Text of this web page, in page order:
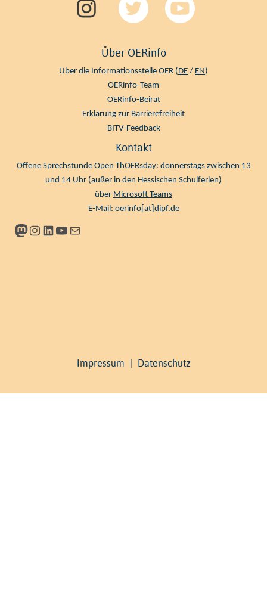
Über OERinfo
Über die Informationsstelle OER ( DE / EN )
OERinfo-Team
OERinfo-Beirat
Erklärung zur Barrierefreiheit
BITV-Feedback
Kontakt
Offene Sprechstunde Open ThOERsday: donnerstags zwischen 13
und 14 Uhr (außer in den Hessischen Schulferien)
über Microsoft Teams
E-Mail: oerinfo[at]dipf.de
Mastodon
Instagram
LinkedIn
YouTube
Newsletter
Impressum Datenschutz